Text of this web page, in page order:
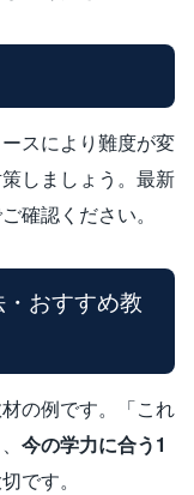
スにより難度が変
しましょう。最新
確認ください。
おすすめ教
の例です。「これ
今の学力に合う1
です。